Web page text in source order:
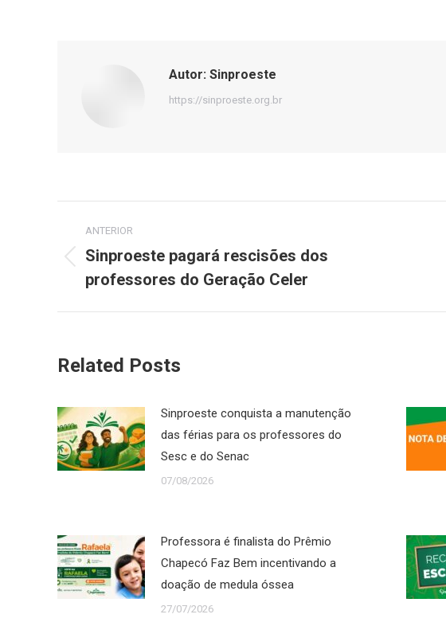
Autor: Sinproeste
https://sinproeste.org.br
de
post:
ANTERIOR
Post
anterior:
Sinproeste pagará rescisões dos
professores do Geração Celer
Related Posts
Sinproeste conquista a manutenção
das férias para os professores do
Sesc e do Senac
07/08/2026
Professora é finalista do Prêmio
Chapecó Faz Bem incentivando a
doação de medula óssea
27/07/2026